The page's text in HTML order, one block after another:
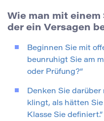
Wie man mit
der ein Versagen
Beginnen Sie mit
beunruhigt Sie am
oder Prüfung?“
Denken Sie darüber
klingt, als hätten
Klasse Sie definiert.”